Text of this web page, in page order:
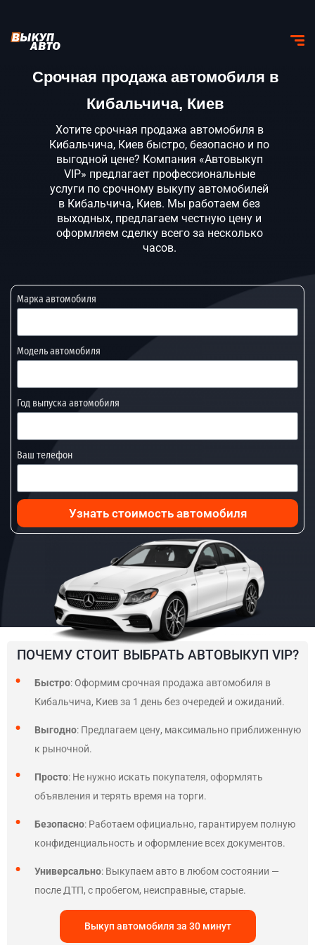
Срочная продажа автомобиля в
Кибальчича, Киев
Хотите срочная продажа автомобиля в
Кибальчича, Киев быстро, безопасно и по
выгодной цене? Компания «Автовыкуп
VIP» предлагает профессиональные
услуги по срочному выкупу автомобилей
в Кибальчича, Киев. Мы работаем без
выходных, предлагаем честную цену и
оформляем сделку всего за несколько
часов.
Марка автомобиля
Модель автомобиля
Год выпуска автомобиля
Ваш телефон
Узнать стоимость автомобиля
ПОЧЕМУ СТОИТ ВЫБРАТЬ АВТОВЫКУП VIP?
Быстро: Оформим срочная продажа автомобиля в
Кибальчича, Киев за 1 день без очередей и ожиданий.
Выгодно: Предлагаем цену, максимально приближенную
к рыночной.
Просто: Не нужно искать покупателя, оформлять
объявления и терять время на торги.
Безопасно: Работаем официально, гарантируем полную
конфиденциальность и оформление всех документов.
Универсально: Выкупаем авто в любом состоянии —
после ДТП, с пробегом, неисправные, старые.
Выкуп автомобиля за 30 минут